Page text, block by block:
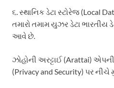
૬. સ્થાનિક ડેટા સ્ટોરેજ (Local
તમારો તમામ યુઝર ડેટા ભારતીય
આવે છે.
ઝોહોની અરટ્ટાઈ (Arattai)
(Privacy and Security) પર